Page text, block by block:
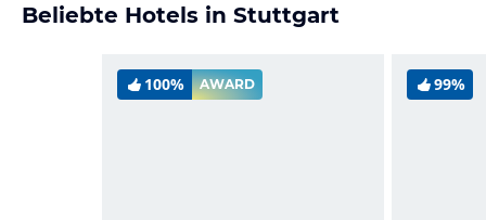
Beliebte Hotels in Stuttgart
100% AWARD 99%